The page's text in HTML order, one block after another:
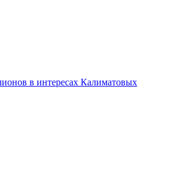
в интересах Калиматовых